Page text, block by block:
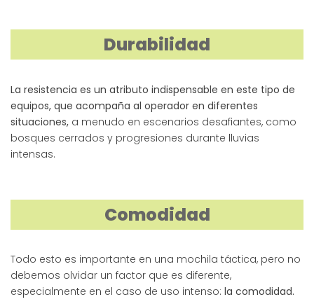
Durabilidad
La resistencia es un atributo indispensable en este tipo de
equipos, que acompaña al operador en diferentes
situaciones, a menudo en escenarios desafiantes, como
bosques cerrados y progresiones durante lluvias
intensas.
Comodidad
Todo esto es importante en una mochila táctica, pero no
debemos olvidar un factor que es diferente,
especialmente en el caso de uso intenso: la comodidad.